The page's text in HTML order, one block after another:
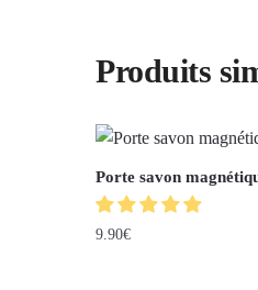
Produits
Porte savon
9.90€